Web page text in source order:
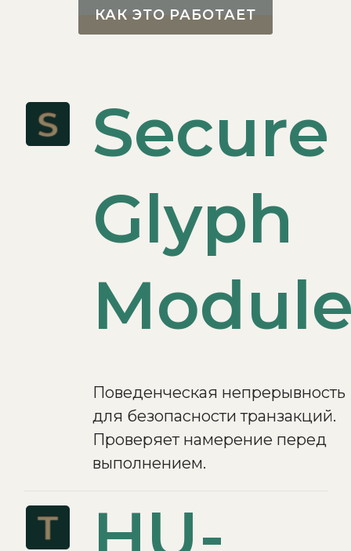
КАК ЭТО РАБОТАЕТ
Secure
Glyph
Поведенческая непрерывность
для безопасности транзакций.
Проверяет намерение перед
выполнением.